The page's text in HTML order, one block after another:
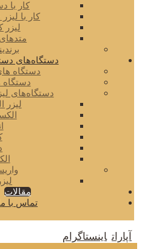
کار با
کار با لیزر CO2 فرکشنال
لیزر
دستگاه‌های
دستگاه
دستگاه
دستگاه‌های
لیزر
مقالات
تماس با
آپارات اینستاگرام